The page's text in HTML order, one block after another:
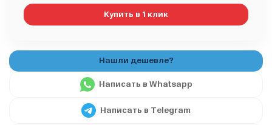
Купить в 1 клик
Написать в Whatsapp
Написать в Telegram